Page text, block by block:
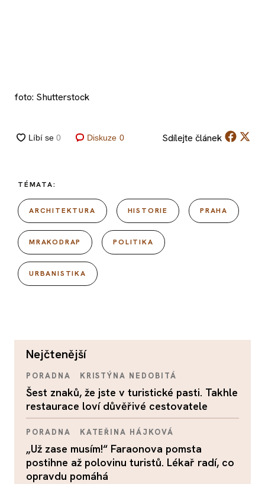
foto: Shutterstock
Diskuze 0 Sdílejte článek
TÉMATA:
ARCHITEKTURA HISTORIE PRAHA
MRAKODRAP POLITIKA
URBANISTIKA
nejčtenější
PORADNA KRISTÝNA NEDOBITÁ
Šest znaků, že jste v turistické pasti. Takhle
restaurace loví důvěřivé cestovatele
PORADNA KATEŘINA HÁJKOVÁ
„Už zase musím!“ Faraonova pomsta
postihne až polovinu turistů. Lékař radí, co
opravdu pomáhá